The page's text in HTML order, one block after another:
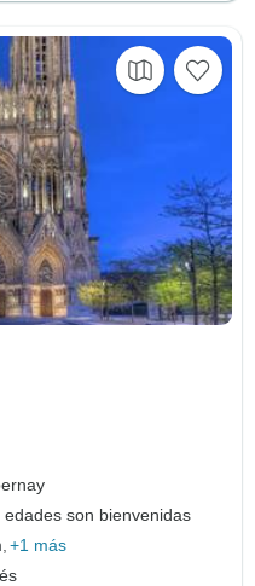
edades son bienvenidas
+1 más